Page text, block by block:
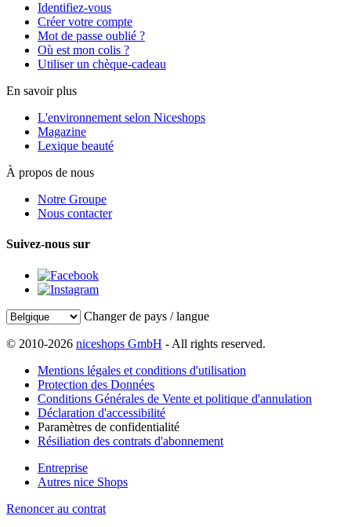
Identifiez-vous
Créer votre compte
Mot de passe oublié ?
Où est mon colis ?
Utiliser un chèque-cadeau
En savoir plus
L'environnement selon Niceshops
Magazine
Lexique beauté
À propos de nous
Notre Groupe
Nous contacter
Suivez-nous sur
Changer de pays / langue
© 2010-2026 niceshops GmbH - All rights reserved.
Mentions légales et conditions d'utilisation
Protection des Données
Conditions Générales de Vente et politique d'annulation
Déclaration d'accessibilité
Paramètres de confidentialité
Résiliation des contrats d'abonnement
Entreprise
Autres nice Shops
Renoncer au contrat